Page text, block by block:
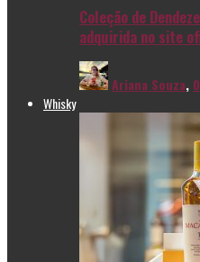
Coleção de
adquirida no site
Ariana Souza,
Whisky